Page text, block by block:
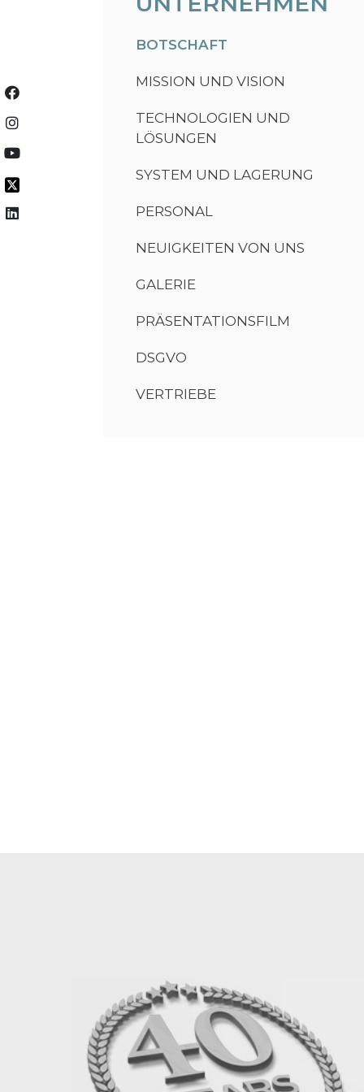
BOTSCHAFT
MISSION UND VISION
TECHNOLOGIEN UND
LÖSUNGEN
SYSTEM UND LAGERUNG
PERSONAL
NEUIGKEITEN VON UNS
GALERIE
PRÄSENTATIONSFILM
DSGVO
VERTRIEBE